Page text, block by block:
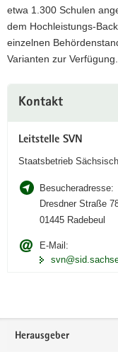
etwa 1.300 Schulen
dem Hochleistungs-
einzelnen
Varianten zur Verfügung.
Information
Kontakt
Leitstelle SVN
Staatsbetrieb
Besucheradresse:
Dresdner Straße
01445 Radebeul
E-Mail:
Footer-
Herausgeber